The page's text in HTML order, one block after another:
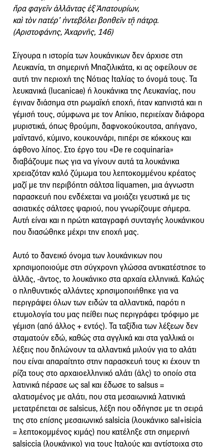
ἤρα φαγεῖν ἀλλᾶντας ἐξ Ἀπατουρίων,
καὶ τὸν πατέρ’ ἠντεβόλει βοηθεῖν τῇ πάτρᾳ.
(Αριστοφάνης, Ἀχαρνῆς, 146)
Σίγουρα η ιστορία των λουκάνικων δεν άρχισε στη
Λευκανία, τη σημερινή Μπαζιλικάτα, κι ας οφείλουν σε
αυτή την περιοχή της Νότιας Ιταλίας το όνομά τους. Τα
λευκανικά (lucanicae) ή λουκάνικα της Λευκανίας, που
έγιναν διάσημα στη ρωμαϊκή εποχή, ήταν καπνιστά και η
γέμισή τους, σύμφωνα με τον Απίκιο, περιείχαν διάφορα
μυριστικά, όπως θρούμπι, δαφνοκούκουτσα, απήγανο,
μαϊντανό, κύμινο, κουκουνάρι, πιπέρι σε κόκκους και
άφθονο λίπος. Στο έργο του «De re coquinaria»
διαβάζουμε πως για να γίνουν αυτά τα λουκάνικα
χρειαζόταν καλό ζύμωμα του λεπτοκομμένου κρέατος
μαζί με την περιβόητη σάλτσα liquamen, μια άγνωστη
παρασκευή που ενδέχεται να μοιάζει γευστικά με τις
ασιατικές σάλτσες ψαριού, που γνωρίζουμε σήμερα.
Αυτή είναι και η πρώτη καταγραφή συνταγής λουκάνικου
που διασώθηκε μέχρι την εποχή μας.
Αυτό το δανεικό όνομα των λουκάνικων που
χρησιμοποιούμε στη σύγχρονη γλώσσα αντικατέστησε το
ἀλλᾶς, -ᾶντος, το λουκάνικο στα αρχαία ελληνικά. Καλώς
ο πληθυντικός αλλάντες χρησιμοποιήθηκε για να
περιγράψει όλων των ειδών τα αλλαντικά, παρότι η
ετυμολογία του μας πείθει πως περιγράφει τρόφιμο με
γέμιση (από άλλος + εντός). Τα ταξίδια των λέξεων δεν
σταματούν εδώ, καθώς στα αγγλικά και στα γαλλικά οι
λέξεις που δηλώνουν τα αλλαντικά μιλούν για το αλάτι
που είναι απαραίτητο στην παρασκευή τους κι έχουν τη
ρίζα τους στο αρχαιοελληνικό αλάτι (ἁλς) το οποίο στα
λατινικά πέρασε ως sal και έδωσε το salsus =
αλατισμένος με αλάτι, που στα μεσαιωνικά λατινικά
μετατρέπεται σε salsicus, λέξη που οδήγησε με τη σειρά
της στο επίσης μεσαιωνικό salsicia (λουκάνικο sal+isicia
= λεπτοκομμένος κιμάς) που κατέληξε στη σημερινή
salsiccia (λουκάνικο) για τους Ιταλούς και αντίστοιχα στο